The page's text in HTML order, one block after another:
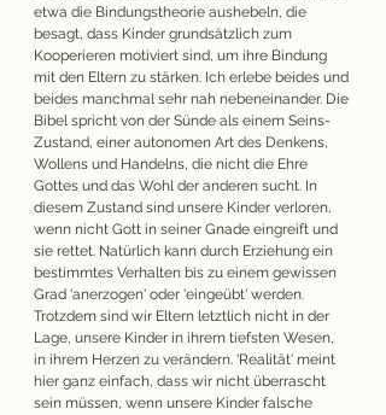
etwa die Bindungstheorie aushebeln, die
besagt, dass Kinder grundsätzlich zum
Kooperieren motiviert sind, um ihre Bindung
mit den Eltern zu stärken. Ich erlebe beides und
beides manchmal sehr nah nebeneinander. Die
Bibel spricht von der Sünde als einem Seins-
Zustand, einer autonomen Art des Denkens,
Wollens und Handelns, die nicht die Ehre
Gottes und das Wohl der anderen sucht. In
diesem Zustand sind unsere Kinder verloren,
wenn nicht Gott in seiner Gnade eingreift und
sie rettet. Natürlich kann durch Erziehung ein
bestimmtes Verhalten bis zu einem gewissen
Grad 'anerzogen' oder 'eingeübt' werden.
Trotzdem sind wir Eltern letztlich nicht in der
Lage, unsere Kinder in ihrem tiefsten Wesen,
in ihrem Herzen zu verändern. 'Realität' meint
hier ganz einfach, dass wir nicht überrascht
sein müssen, wenn unsere Kinder falsche